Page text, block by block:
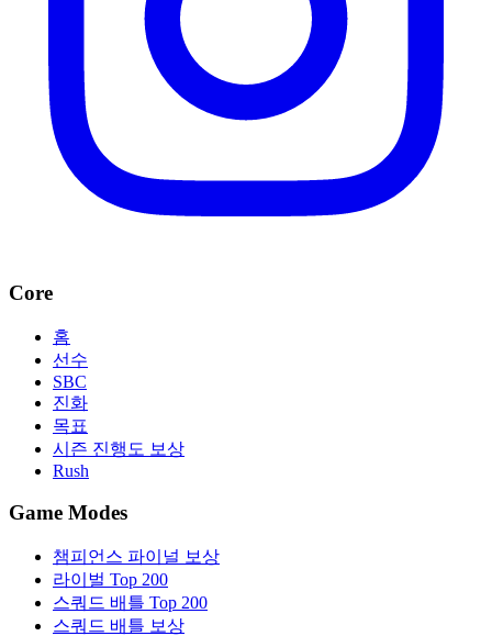
Core
홈
선수
SBC
진화
목표
시즌 진행도 보상
Rush
Game Modes
챔피언스 파이널 보상
라이벌 Top 200
스쿼드 배틀 Top 200
스쿼드 배틀 보상